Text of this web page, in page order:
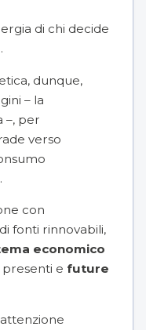
di chi decide
dunque,
– la
–, per
verso
.
con
fonti rinnovabili,
economico
e future